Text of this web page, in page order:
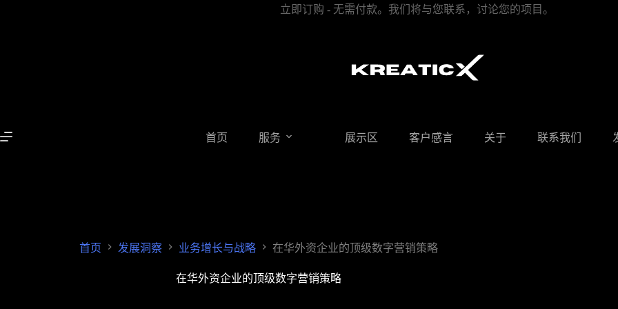
立即订购 - 无需付款。我们将与您联系，讨论您的项目。
首页 服务 展示区 客户感言 关于 联系我们
首页 发展洞察 业务增长与战略 在华外资企业的顶级数字营销策略
在华外资企业的顶级数字营销策略